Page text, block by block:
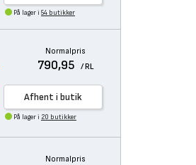
På lager i 54 butikker
Normalpris
790,95 / RL
Afhent i butik
På lager i 20 butikker
Normalpris